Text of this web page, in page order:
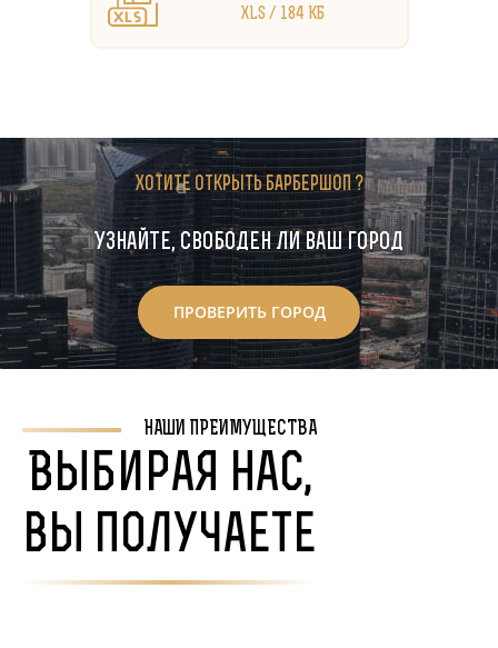
XLS / 184 КБ
Хотите открыть барбершоп ?
Узнайте, свободен ли ваш город
ПРОВЕРИТЬ ГОРОД
НАШИ ПРЕИМУЩЕСТВА
Выбирая нас,
вы получаете